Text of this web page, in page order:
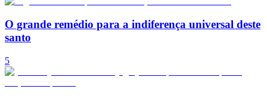
O grande remédio para a indiferença universal deste
santo
5